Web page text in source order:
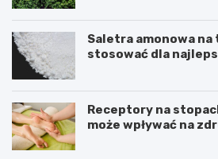
Saletra amonowa
stosować dla
Receptory na
może wpływać na
U
T